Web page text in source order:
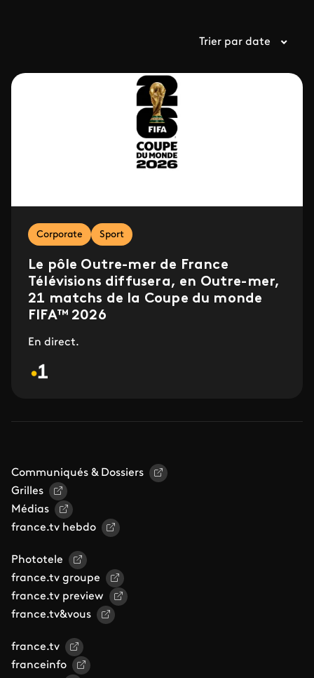
Trier par date
Corporate Sport
Le pôle Outre-mer de France
Télévisions diffusera, en Outre-mer,
21 matchs de la Coupe du monde
FIFA™ 2026
En direct.
Communiqués & Dossiers
Grilles
Médias
france.tv hebdo
Phototele
france.tv groupe
france.tv preview
france.tv&vous
france.tv
franceinfo